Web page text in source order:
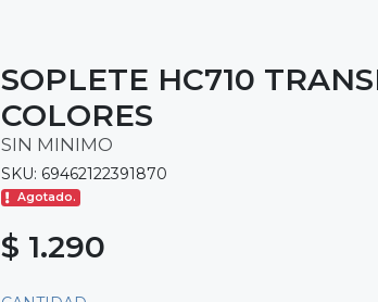
SOPLETE HC710
COLORES
SIN MINIMO
SKU: 69462122391870
Agotado.
$ 1.290